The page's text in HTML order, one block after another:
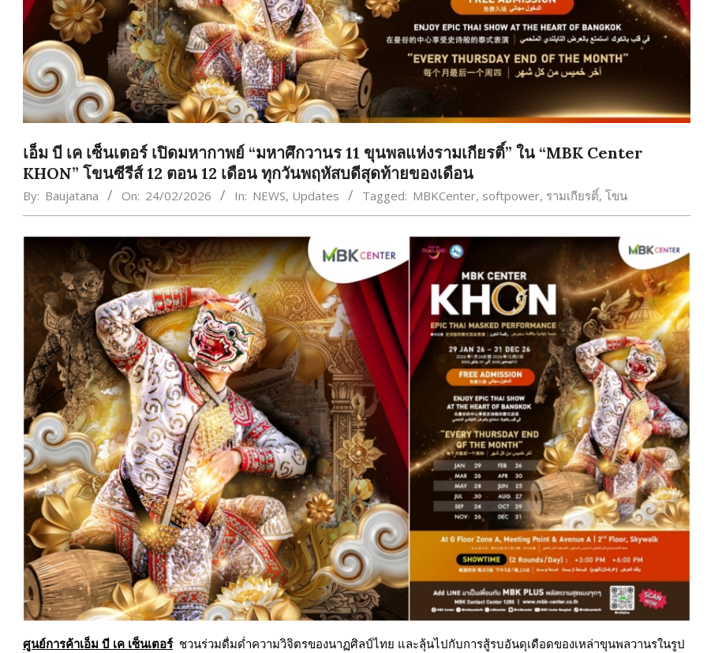
เอ็ม บี เค เซ็นเตอร์ เปิดมหากาพย์ “มหาศึกวานร 11 ขุนพลแห่งรามเกียรติ์” ใน “MBK Center
KHON” โขนซีรีส์ 12 ตอน 12 เดือน ทุกวันพฤหัสบดีสุดท้ายของเดือน
By: Baujatana On: 24/02/2026 In: NEWS, Updates Tagged: MBKCenter, softpower, รามเกียรติ์, โขน
ศูนย์การค้าเอ็ม บี เค เซ็นเตอร์ชวนร่วมดื่มด่ำความวิจิตรของนาฏศิลป์ไทย และลุ้นไปกับการสู้รบอันดุเดือดของเหล่าขุนพลวานรในรูป